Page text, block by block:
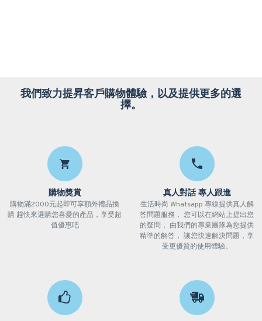
我們致力提昇客戶購物體驗，以及提供更多的選
擇。
購物獎賞
購物滿2000元起即可享額外禮品換
購 趕快來選購您喜愛的產品，享受超
值優惠吧
真人對話 專人跟進
生活時尚 Whatsapp 專線提供真人解
答問題服務， 您可以在網站上提出您
的疑問， 由我們的專業團隊為您提供
精準的解答， 讓您快速解決問題，享
受更優質的使用體驗。